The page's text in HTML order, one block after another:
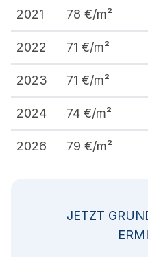
2021 78 €/m²
2022 71 €/m²
2023 71 €/m²
2024 74 €/m²
2026 79 €/m²
JETZT